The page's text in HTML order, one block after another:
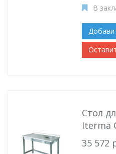
В
Стол
Iterma
35 572